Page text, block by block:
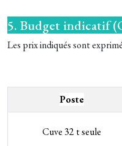
5. Budget indicatif
Les prix indiqués sont
Poste
Cuve 32 t seule